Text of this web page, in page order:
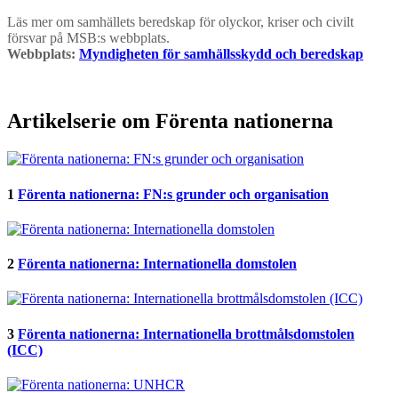
Läs mer om samhällets beredskap för olyckor, kriser och civilt
försvar på MSB:s webbplats.
Webbplats: Myndigheten för samhällsskydd och beredskap
Artikelserie om Förenta nationerna
1 Förenta nationerna: FN:s grunder och organisation
2 Förenta nationerna: Internationella domstolen
3 Förenta nationerna: Internationella brottmålsdomstolen
(ICC)